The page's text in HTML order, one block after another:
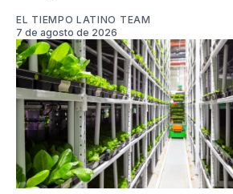
EL TIEMPO LATINO TEAM
7 de agosto de 2026